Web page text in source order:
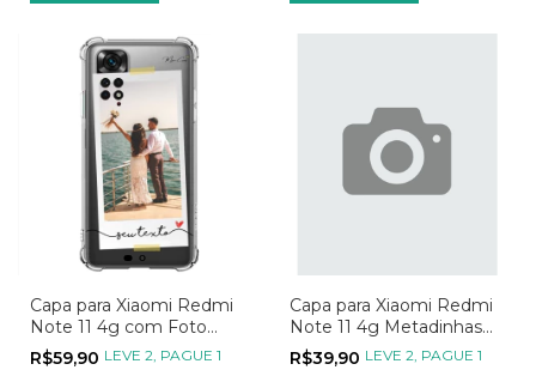
Capa para Xiaomi Redmi
Note 11 4g com Foto
Momentos Polaroid
R$59,90 LEVE 2, PAGUE 1
Capa para Xiaomi Redmi
Note 11 4g Metadinhas
My Person - Parte 02
R$39,90 LEVE 2, PAGUE 1